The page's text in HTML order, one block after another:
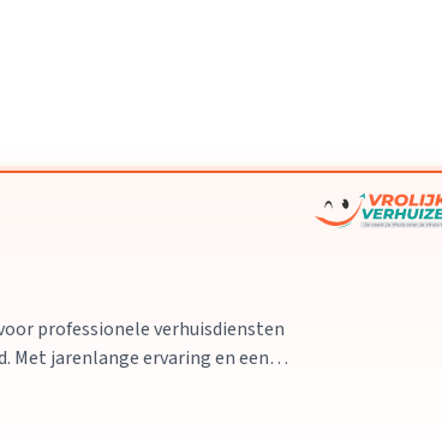
professionele verhuisdiensten
Met jarenlange ervaring en een